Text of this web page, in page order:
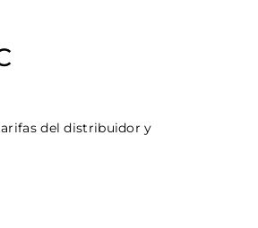
del distribuidor y